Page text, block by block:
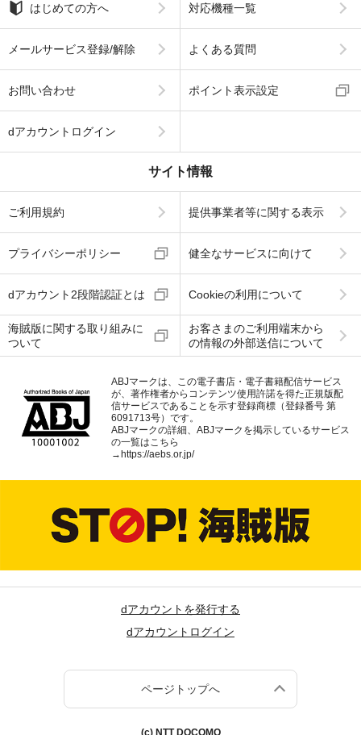
はじめての方へ 対応機種一覧
メールサービス登録/解除 よくある質問
お問い合わせ ポイント表示設定
dアカウントログイン
サイト情報
ご利用規約 提供事業者等に関する表示
プライバシーポリシー 健全なサービスに向けて
dアカウント2段階認証とは Cookieの利用について
海賊版に関する取り組みに
ついて
お客さまのご利用端末から
の情報の外部送信について
ABJマークは、この電子書店・電子書籍配信サービス
が、著作権者からコンテンツ使用許諾を得た正規版配
信サービスであることを示す登録商標（登録番号 第
6091713号）です。
ABJマークの詳細、ABJマークを掲示しているサービス
の一覧はこちら
→https://aebs.or.jp/
dアカウントを発行する
dアカウントログイン
ページトップへ
(c) NTT DOCOMO